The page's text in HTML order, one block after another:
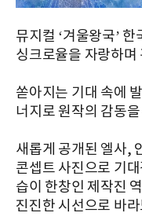
뮤지컬 ‘겨울왕국’
싱크로율을 자랑하며
쏟아지는 기대 속에
너지로 원작의 감동
새롭게 공개된 엘사,
콘셉트 사진으로 기
습이 한창인 제작진
진진한 시선으로 바